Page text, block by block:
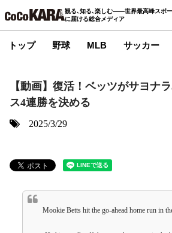
観る､知る､楽しむ――世界最高峰スポ
に届ける総合メディア
トップ 野球 MLB サッカー
【動画】復活！ベッツがサヨナ
ス4連勝を決める
2025/3/29
Mookie Betts hit the go-ahead home run in